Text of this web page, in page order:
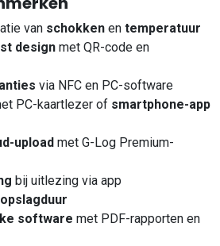
van schokken en temperatuur
design met QR-code en
via NFC en PC-software
PC-kaartlezer of smartphone-app
upload met G-Log Premium-
bij uitlezing via app
software met PDF-rapporten en